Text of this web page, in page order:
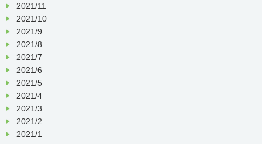
2021/11
2021/10
2021/9
2021/8
2021/7
2021/6
2021/5
2021/4
2021/3
2021/2
2021/1